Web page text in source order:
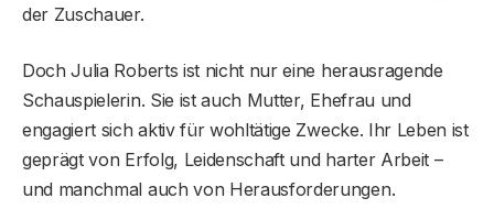
der Zuschauer.
Doch Julia Roberts ist nicht nur eine herausragende
Schauspielerin. Sie ist auch Mutter, Ehefrau und
engagiert sich aktiv für wohltätige Zwecke. Ihr Leben ist
geprägt von Erfolg, Leidenschaft und harter Arbeit –
und manchmal auch von Herausforderungen.